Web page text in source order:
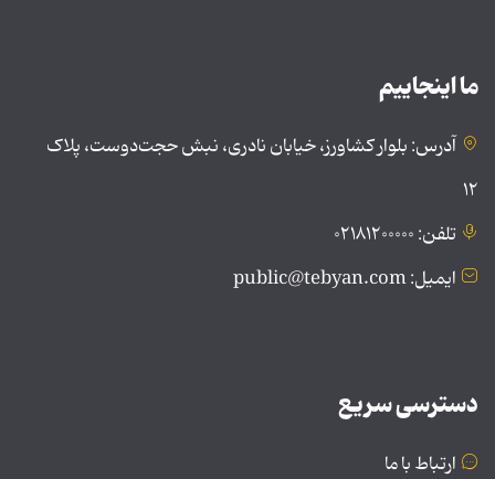
ما اینجاییم
آدرس: بلوار کشاورز، خیابان نادری، نبش حجت‌دوست، پلاک
۱۲
تلفن: ۰۲۱۸۱۲۰۰۰۰۰
ایمیل: public@tebyan.com
دسترسی سریع
ارتباط با ما